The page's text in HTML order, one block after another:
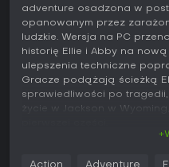
adventure osadzona w
opanowanym przez
ludzkie. Wersja na PC
historię Ellie i Abby na
ulepszenia techniczne
Gracze podążają ścieżką
sprawiedliwości po tragedii,
życie w Jackson w
Action Adventure